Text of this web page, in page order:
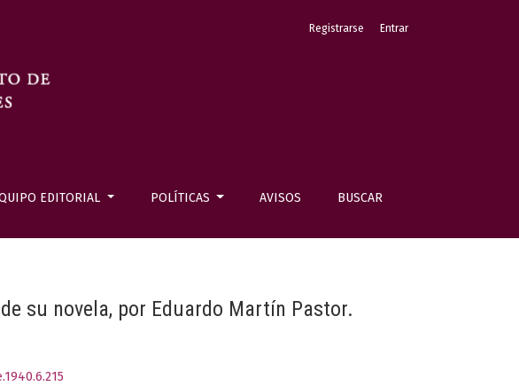
EDITORIAL POLÍTICAS AVISOS BUSCAR
Registrarse Entrar
su novela, por Eduardo Martín Pastor.